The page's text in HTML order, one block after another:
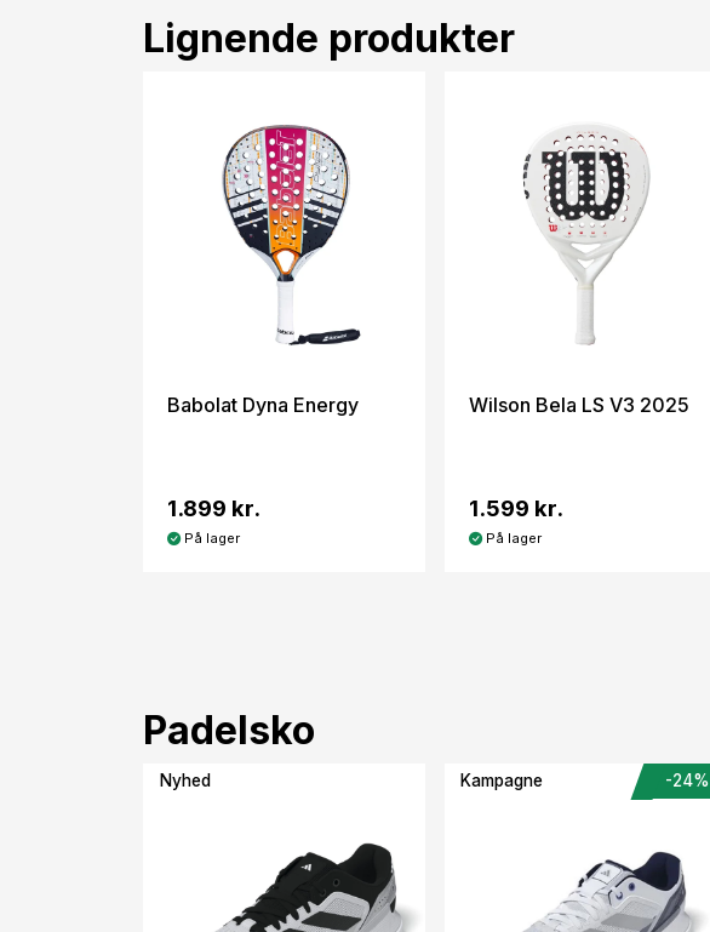
Lignende produkter
Babolat Dyna Energy
1.899 kr.
På lager
Wilson Bela LS V3 2025
1.599 kr.
På lager
Padelsko
Nyhed Kampagne -24%